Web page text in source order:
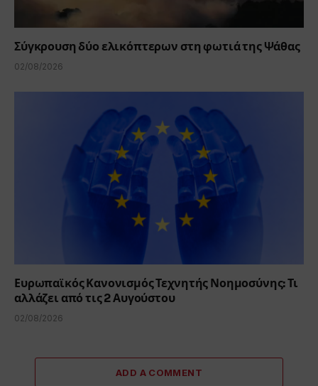
Σύγκρουση δύο ελικόπτερων στη φωτιά της Ψάθας
02/08/2026
Ευρωπαϊκός Κανονισμός Τεχνητής Νοημοσύνης: Τι
αλλάζει από τις 2 Αυγούστου
02/08/2026
ADD A COMMENT